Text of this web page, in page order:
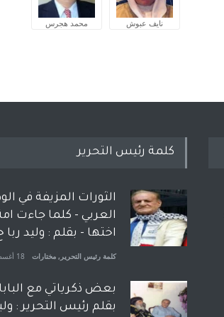
نايف عبوش محمد هجرس
كلمة رئيس التحرير
الثورات المزيفة في
العربي - كلما جاءت
اختها - بقلم : وليد ربا
كلمة رئيس التحرير , مختارات 18 أغسطس، 2021
بعض ذكرياتي مع
بقلم رئيس التحرير :